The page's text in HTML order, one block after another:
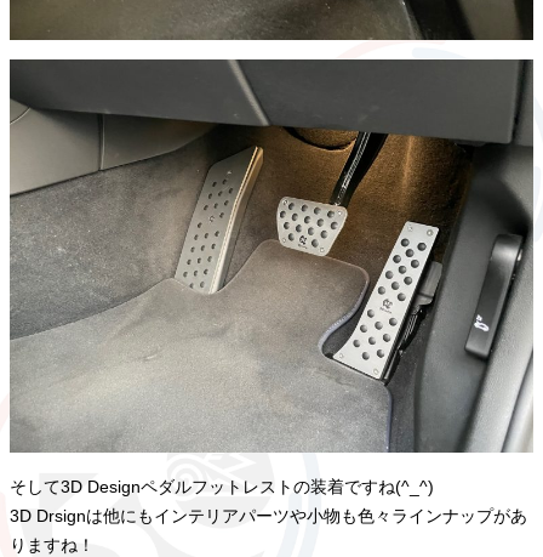
そして3D Designペダルフットレストの装着ですね(^_^)
3D Drsignは他にもインテリアパーツや小物も色々ラインナップがあ
りますね！